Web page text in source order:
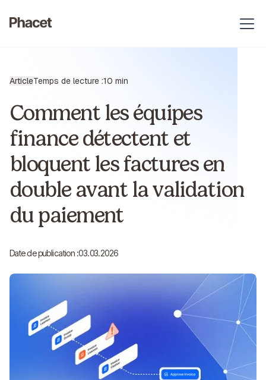
ArticleTemps de lecture :10 min
Comment les équipes
finance détectent et
bloquent les factures en
double avant la validation
du paiement
Date de publication :03.03.2026